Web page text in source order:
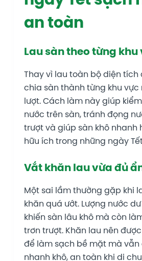
an toàn
Lau sàn theo từng khu
Thay vì lau toàn bộ diện tích
chia sàn thành từng khu vực
lượt. Cách làm này giúp
nước trên sàn, tránh đọng
trượt và giúp sàn khô nhanh
hữu ích trong những ngày
Vắt khăn lau vừa đủ
Một sai lầm thường gặp khi
khăn quá ướt. Lượng nước
khiến sàn lâu khô mà còn
trơn trượt. Khăn lau nên
để làm sạch bề mặt mà
nhanh khô, an toàn khi di